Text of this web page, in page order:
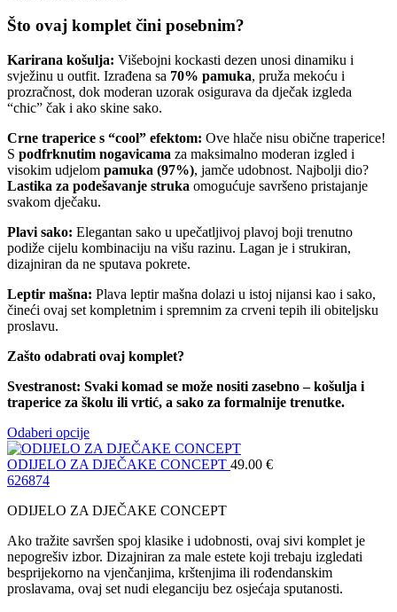
Što ovaj komplet čini posebnim?
Karirana košulja: Višebojni kockasti dezen unosi dinamiku i
svježinu u outfit. Izrađena sa 70% pamuka, pruža mekoću i
prozračnost, dok moderan uzorak osigurava da dječak izgleda
“chic” čak i ako skine sako.
Crne traperice s “cool” efektom: Ove hlače nisu obične traperice!
S podfrknutim nogavicama za maksimalno moderan izgled i
visokim udjelom pamuka (97%), jamče udobnost. Najbolji dio?
Lastika za podešavanje struka omogućuje savršeno pristajanje
svakom dječaku.
Plavi sako: Elegantan sako u upečatljivoj plavoj boji trenutno
podiže cijelu kombinaciju na višu razinu. Lagan je i strukiran,
dizajniran da ne sputava pokrete.
Leptir mašna: Plava leptir mašna dolazi u istoj nijansi kao i sako,
čineći ovaj set kompletnim i spremnim za crveni tepih ili obiteljsku
proslavu.
Zašto odabrati ovaj komplet?
Svestranost: Svaki komad se može nositi zasebno – košulja i
traperice za školu ili vrtić, a sako za formalnije trenutke.
Odaberi opcije
ODIJELO ZA DJEČAKE CONCEPT 49.00 €
626874
ODIJELO ZA DJEČAKE CONCEPT
Ako tražite savršen spoj klasike i udobnosti, ovaj sivi komplet je
nepogrešiv izbor. Dizajniran za male estete koji trebaju izgledati
besprijekorno na vjenčanjima, krštenjima ili rođendanskim
proslavama, ovaj set nudi eleganciju bez osjećaja sputanosti.